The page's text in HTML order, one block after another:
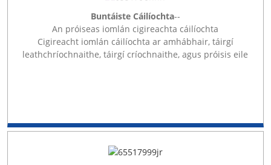
Buntáiste Cáilíochta--
An próiseas iomlán cigireachta cáilíochta
Cigireacht iomlán cáilíochta ar amhábhair, táirgí
leathchríochnaithe, táirgí críochnaithe, agus próisis eile